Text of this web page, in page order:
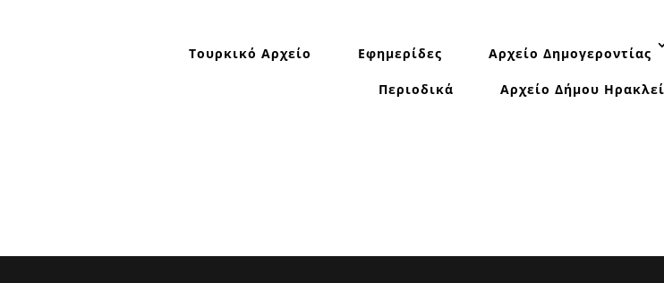
Τουρκικό Αρχείο Εφημερίδες Αρχείο Δημογεροντίας
Περιοδικά Αρχείο Δήμου